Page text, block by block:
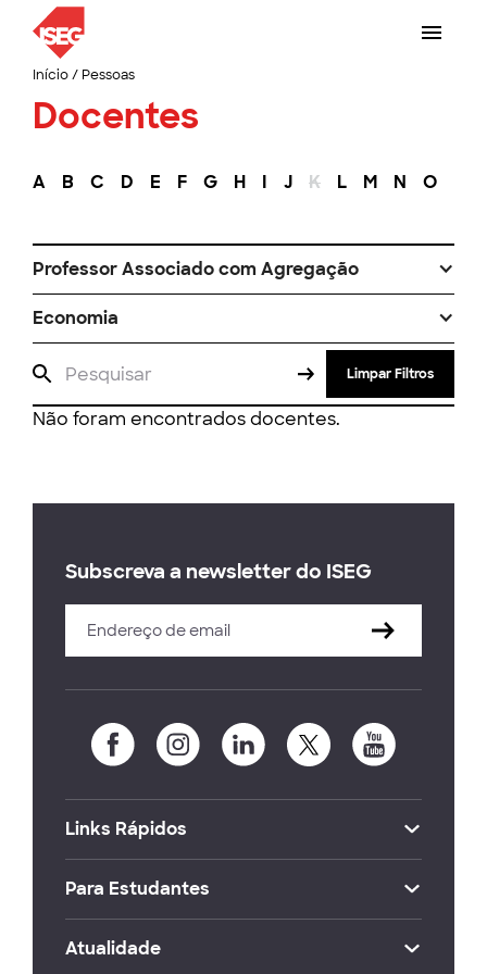
Início/ Pessoas
Docentes
A B C D E F G H I J K L M N O
Professor Associado com Agregação
Economia
Limpar Filtros
Não foram encontrados docentes.
Subscreva a newsletter do ISEG
Links Rápidos
Para Estudantes
Atualidade